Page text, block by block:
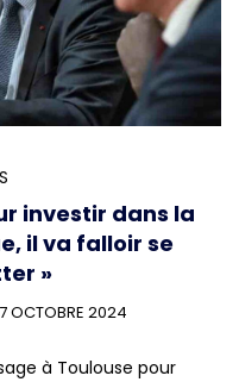
investir dans la
il va falloir se
»
OCTOBRE 2024
à Toulouse pour